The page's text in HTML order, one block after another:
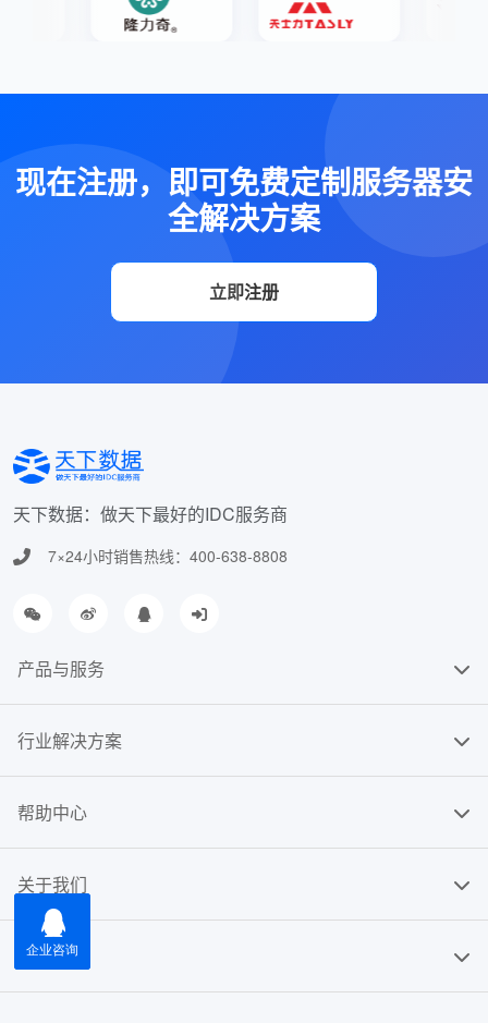
现在注册，即可免费定制服务器安
全解决方案
立即注册
天下数据：做天下最好的IDC服务商
7×24小时销售热线：400-638-8808
产品与服务
行业解决方案
帮助中心
关于我们
友情链接